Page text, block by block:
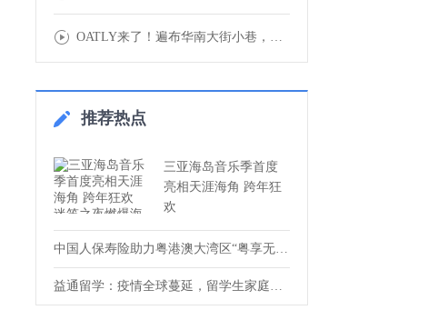
OATLY来了！遍布华南大街小巷，就在你身
推荐热点
三亚海岛音乐季首度
亮相天涯海角 跨年狂
欢
中国人保寿险助力粤港澳大湾区“粤享无忧”
益通留学：疫情全球蔓延，留学生家庭该如何